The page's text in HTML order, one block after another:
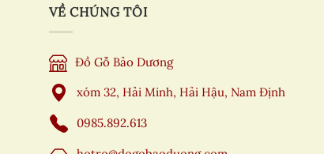
VỀ CHÚNG TÔI
Đồ Gỗ Bảo Dương
xóm 32, Hải Minh, Hải Hậu, Nam Định
0985.892.613